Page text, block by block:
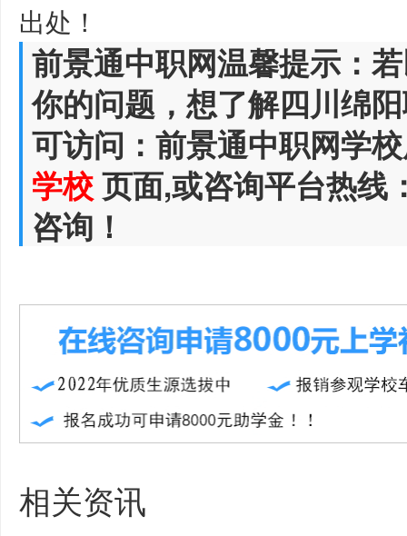
出处！
前景通中职网温馨提示：
你的问题，想了解四川绵
可访问：前景通中职网学
学校页面,或咨询平台热线
咨询！
相关资讯